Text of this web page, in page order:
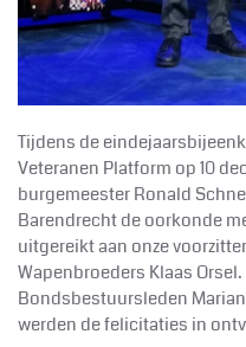
Tijdens de
Veteranen Platform op 10
burgemeester Ronald
Barendrecht de oorkonde
uitgereikt aan onze
Wapenbroeders Klaas
Bondsbestuursleden
werden de felicitaties in